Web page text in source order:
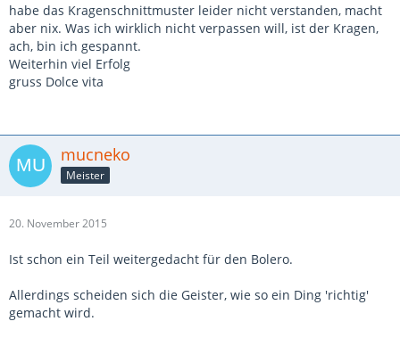
habe das Kragenschnittmuster leider nicht verstanden, macht
aber nix. Was ich wirklich nicht verpassen will, ist der Kragen,
ach, bin ich gespannt.
Weiterhin viel Erfolg
gruss Dolce vita
mucneko
Meister
20. November 2015
Ist schon ein Teil weitergedacht für den Bolero.
Allerdings scheiden sich die Geister, wie so ein Ding 'richtig'
gemacht wird.